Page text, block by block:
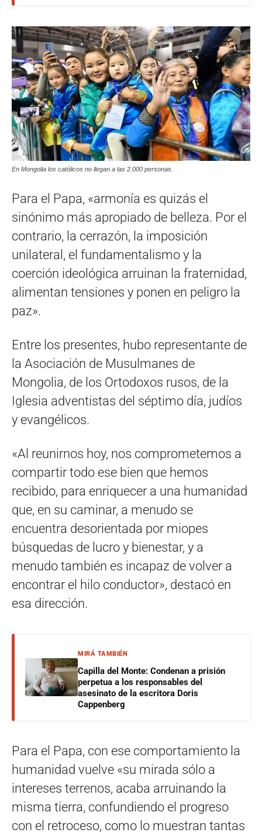
En Mongolia los católicos no llegan a las 2.000 personas.
Para el Papa, «armonía es quizás el
sinónimo más apropiado de belleza. Por el
contrario, la cerrazón, la imposición
unilateral, el fundamentalismo y la
coerción ideológica arruinan la fraternidad,
alimentan tensiones y ponen en peligro la
paz».
Entre los presentes, hubo representante de
la Asociación de Musulmanes de
Mongolia, de los Ortodoxos rusos, de la
Iglesia adventistas del séptimo día, judíos
y evangélicos.
«Al reunirnos hoy, nos comprometemos a
compartir todo ese bien que hemos
recibido, para enriquecer a una humanidad
que, en su caminar, a menudo se
encuentra desorientada por miopes
búsquedas de lucro y bienestar, y a
menudo también es incapaz de volver a
encontrar el hilo conductor», destacó en
esa dirección.
MIRÁ TAMBIÉN
Capilla del Monte: Condenan a prisión
perpetua a los responsables del
asesinato de la escritora Doris
Cappenberg
Para el Papa, con ese comportamiento la
humanidad vuelve «su mirada sólo a
intereses terrenos, acaba arruinando la
misma tierra, confundiendo el progreso
con el retroceso, como lo muestran tantas